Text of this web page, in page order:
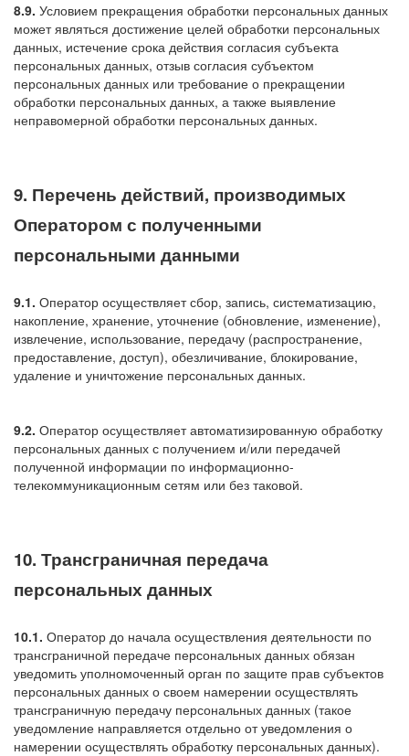
8.9. Условием прекращения обработки персональных данных
может являться достижение целей обработки персональных
данных, истечение срока действия согласия субъекта
персональных данных, отзыв согласия субъектом
персональных данных или требование о прекращении
обработки персональных данных, а также выявление
неправомерной обработки персональных данных.
9. Перечень действий, производимых
Оператором с полученными
персональными данными
9.1. Оператор осуществляет сбор, запись, систематизацию,
накопление, хранение, уточнение (обновление, изменение),
извлечение, использование, передачу (распространение,
предоставление, доступ), обезличивание, блокирование,
удаление и уничтожение персональных данных.
9.2. Оператор осуществляет автоматизированную обработку
персональных данных с получением и/или передачей
полученной информации по информационно-
телекоммуникационным сетям или без таковой.
10. Трансграничная передача
персональных данных
10.1. Оператор до начала осуществления деятельности по
трансграничной передаче персональных данных обязан
уведомить уполномоченный орган по защите прав субъектов
персональных данных о своем намерении осуществлять
трансграничную передачу персональных данных (такое
уведомление направляется отдельно от уведомления о
намерении осуществлять обработку персональных данных).